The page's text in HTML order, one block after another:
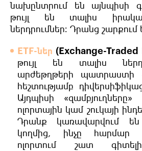
նախընտրում են այնպիսի
թույլ են տալիս
ներդրումներ։ Դրանց շարքում
ETF-ներ (Exchange-Traded
թույլ են տալիս
արժեթղթերի պատրաստի
հեշտությամբ
Այդպիսի
ոլորտային կամ շուկայի
Դրանք կառավարվում են
կողմից, ինչը հարմար է
ոլորտում շատ